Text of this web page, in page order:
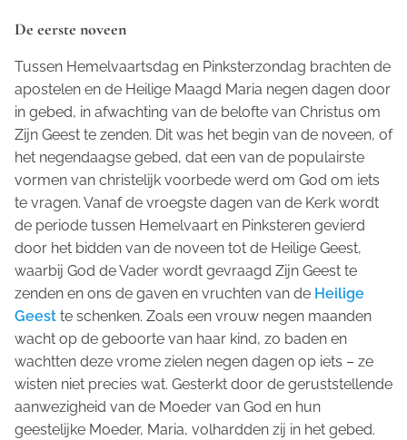
De eerste noveen
Tussen Hemelvaartsdag en Pinksterzondag brachten de
apostelen en de Heilige Maagd Maria negen dagen door
in gebed, in afwachting van de belofte van Christus om
Zijn Geest te zenden. Dit was het begin van de noveen, of
het negendaagse gebed, dat een van de populairste
vormen van christelijk voorbede werd om God om iets
te vragen. Vanaf de vroegste dagen van de Kerk wordt
de periode tussen Hemelvaart en Pinksteren gevierd
door het bidden van de noveen tot de Heilige Geest,
waarbij God de Vader wordt gevraagd Zijn Geest te
zenden en ons de gaven en vruchten van de Heilige
Geest te schenken. Zoals een vrouw negen maanden
wacht op de geboorte van haar kind, zo baden en
wachtten deze vrome zielen negen dagen op iets – ze
wisten niet precies wat. Gesterkt door de geruststellende
aanwezigheid van de Moeder van God en hun
geestelijke Moeder, Maria, volhardden zij in het gebed.